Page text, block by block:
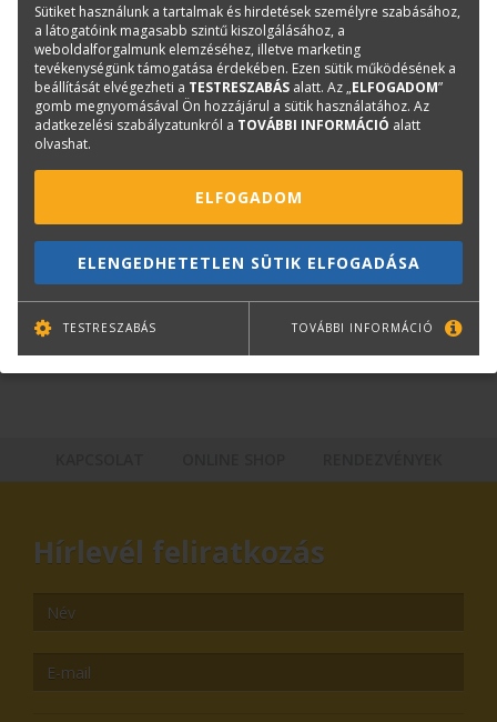
CANON
Canon imagePROGRAF TC-
21M 24in A1+
multifunkciós nyomtató
A4/A3 lapadagolóval
283 000 Ft+ Áfa
Hírlevél feliratkozás
Sütiket használunk a tartalmak és hirdetések személyre szabásához,
a látogatóink magasabb szintű kiszolgálásához, a
weboldalforgalmunk elemzéséhez, illetve marketing
tevékenységünk támogatása érdekében. Ezen sütik működésének a
beállítását elvégezheti a TESTRESZABÁS alatt. Az „ELFOGADOM”
gomb megnyomásával Ön hozzájárul a sütik használatához. Az
adatkezelési szabályzatunkról a TOVÁBBI INFORMÁCIÓ alatt
olvashat.
ELFOGADOM
ELENGEDHETETLEN SÜTIK ELFOGADÁSA
TESTRESZABÁS TOVÁBBI INFORMÁCIÓ